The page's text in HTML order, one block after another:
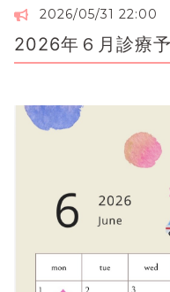
2026/05/31 22:00
2026年６月診療